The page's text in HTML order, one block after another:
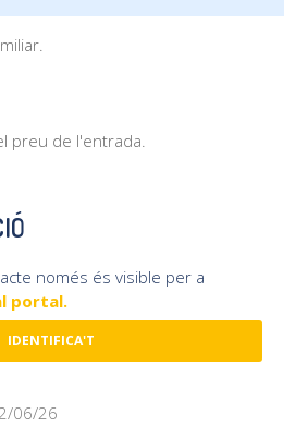
preu de l'entrada.
només és visible per a
portal.
IDENTIFICA'T
06/26